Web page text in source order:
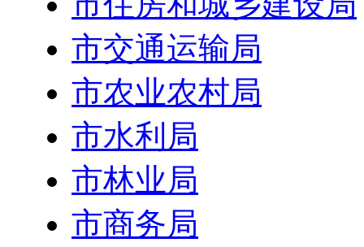
市交通运输局
市农业农村局
市水利局
市林业局
市商务局